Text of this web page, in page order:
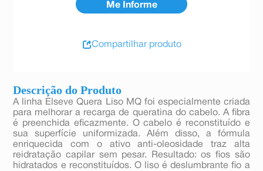
Descrição do Produto
A linha Elseve Quera Liso MQ foi especialmente criada
para melhorar a recarga de queratina do cabelo. A fibra
é preenchida eficazmente. O cabelo é reconstituído e
sua superfície uniformizada. Além disso, a fórmula
enriquecida com o ativo anti-oleosidade traz alta
reidratação capilar sem pesar. Resultado: os fios são
hidratados e reconstituídos. O liso é deslumbrante fio a
Compartilhar produto